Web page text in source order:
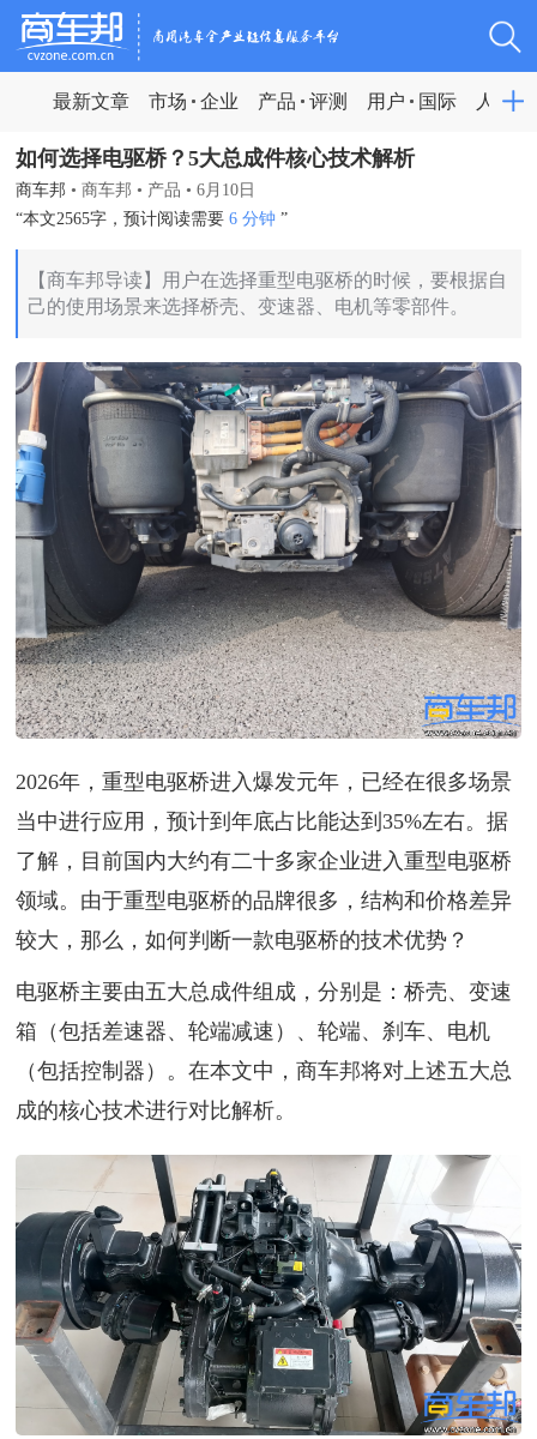
最新文章 市场 企业 产品 评测 用户 国际 人物
如何选择电驱桥？5大总成件核心技术解析
商车邦 • 商车邦 • 产品 • 6月10日
“本文2565字，预计阅读需要6 分钟”
【商车邦导读】用户在选择重型电驱桥的时候，要根据自
己的使用场景来选择桥壳、变速器、电机等零部件。
2026年，重型电驱桥进入爆发元年，已经在很多场景
当中进行应用，预计到年底占比能达到35%左右。据
了解，目前国内大约有二十多家企业进入重型电驱桥
领域。由于重型电驱桥的品牌很多，结构和价格差异
较大，那么，如何判断一款电驱桥的技术优势？
电驱桥主要由五大总成件组成，分别是：桥壳、变速
箱（包括差速器、轮端减速）、轮端、刹车、电机
（包括控制器）。在本文中，商车邦将对上述五大总
成的核心技术进行对比解析。